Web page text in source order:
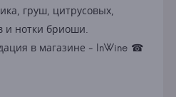
груш, цитрусовых,
и нотки бриоши.
в магазине - InWine ☎